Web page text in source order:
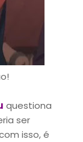
questiona
ser
isso, é